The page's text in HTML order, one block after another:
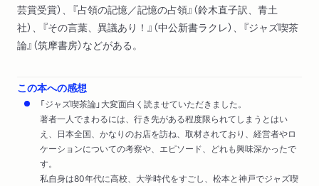
芸賞受賞）、『占領の記憶／記憶の占領』（鈴木直子訳、青土
社）、『その言葉、異議あり！』（中公新書ラクレ）、『ジャズ喫茶
論』（筑摩書房）などがある。
この本への感想
「ジャズ喫茶論」大変面白く読ませていただきました。
著者一人でまわるには、行き先がある程度限られてしまうとはい
え、日本全国、かなりのお店を訪ね、取材されており、経営者やロ
ケーションについての考察や、エピソード、どれも興味深かったで
す。
私自身は80年代に高校、大学時代をすごし、松本と神戸でジャズ喫